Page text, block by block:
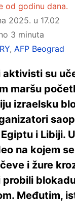
od godinu dana.
2025. u 17.02
3 minuta
, AFP Beograd
aktivisti su
maršu
izraelsku
i Libiji.
na kojem
i žure
Međutim,